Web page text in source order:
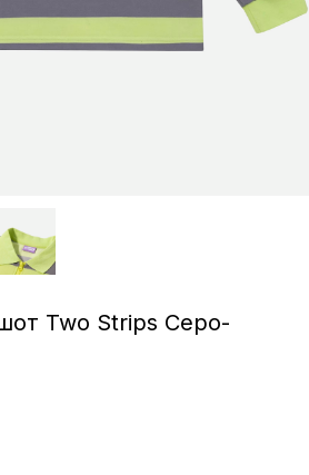
Two Strips Серо-